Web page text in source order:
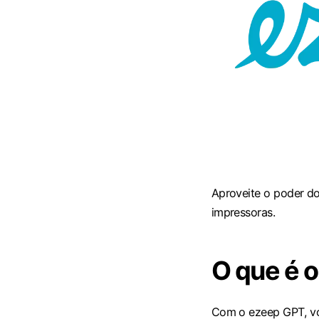
Aproveite o poder
impressoras.
O que é
Com o ezeep GPT,